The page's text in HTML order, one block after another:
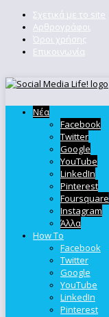
Σχετικά με το site
Αρθρογράφοι
Όροι χρήσης
Επικοινωνία
Νέα
Facebook
Twitter
Google
YouTube
LinkedIn
Pinterest
Foursquare
Instagram
Άλλα
How To
Facebook
Twitter
Google
YouTube
LinkedIn
Pinterest